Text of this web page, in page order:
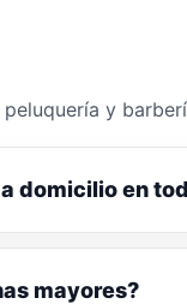
y
domicilio en
mayores?